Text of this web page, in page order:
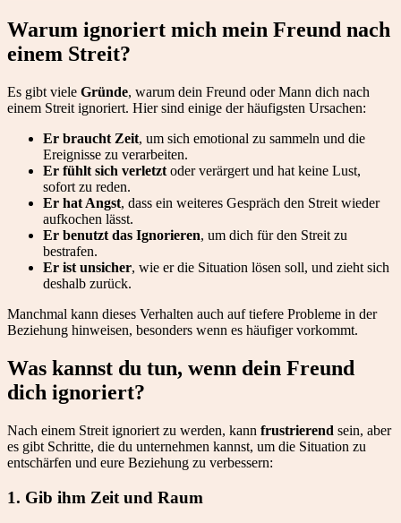
Warum ignoriert mich mein Freund nach
einem Streit?
Es gibt viele Gründe, warum dein Freund oder Mann dich nach
einem Streit ignoriert. Hier sind einige der häufigsten Ursachen:
Er braucht Zeit, um sich emotional zu sammeln und die
Ereignisse zu verarbeiten.
Er fühlt sich verletzt oder verärgert und hat keine Lust,
sofort zu reden.
Er hat Angst, dass ein weiteres Gespräch den Streit wieder
aufkochen lässt.
Er benutzt das Ignorieren, um dich für den Streit zu
bestrafen.
Er ist unsicher, wie er die Situation lösen soll, und zieht sich
deshalb zurück.
Manchmal kann dieses Verhalten auch auf tiefere Probleme in der
Beziehung hinweisen, besonders wenn es häufiger vorkommt.
Was kannst du tun, wenn dein Freund
dich ignoriert?
Nach einem Streit ignoriert zu werden, kann frustrierend sein, aber
es gibt Schritte, die du unternehmen kannst, um die Situation zu
entschärfen und eure Beziehung zu verbessern:
1. Gib ihm Zeit und Raum